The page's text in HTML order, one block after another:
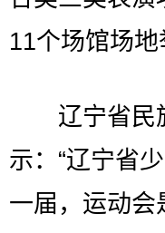
11个场馆场地
辽宁省民族
示：“辽宁省
一届，运动会